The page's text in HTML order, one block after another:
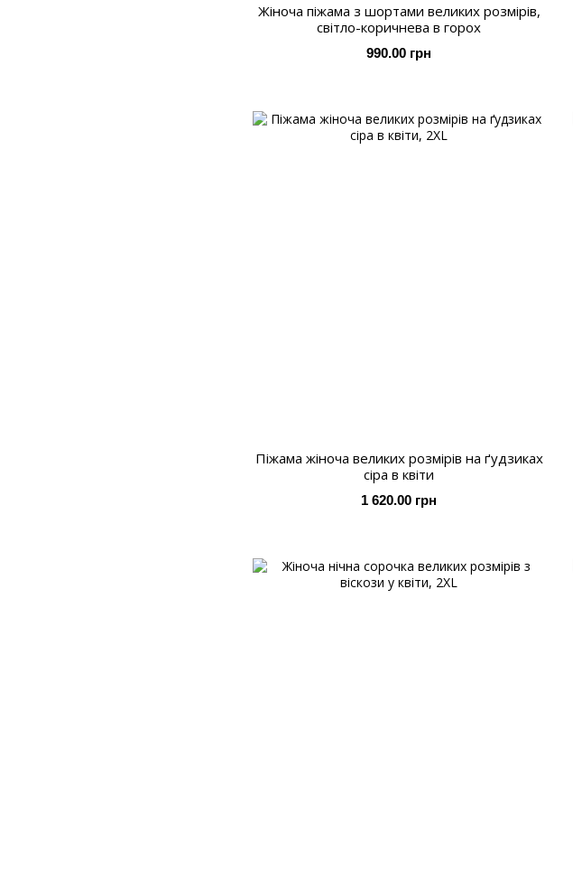
Жіноча піжама з шортами великих розмірів,
світло-коричнева в горох
990.00 грн
Піжама жіноча великих розмірів на ґудзиках
сіра в квіти
1 620.00 грн